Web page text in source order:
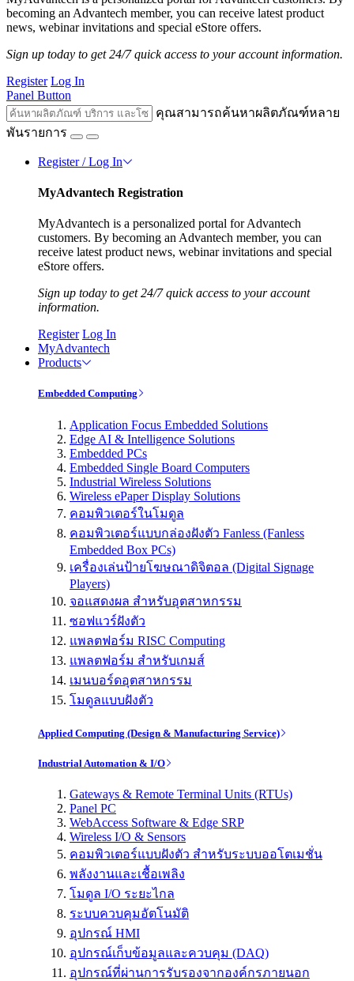
becoming an Advantech member, you can receive latest product
news, webinar invitations and special eStore offers.
Sign up today to get 24/7 quick access to your account information.
Register Log In
Panel Button
คุณสามารถค้นหาผลิตภัณฑ์หลาย
พันรายการ
Register / Log In
MyAdvantech Registration
MyAdvantech is a personalized portal for Advantech
customers. By becoming an Advantech member, you can
receive latest product news, webinar invitations and special
eStore offers.
Sign up today to get 24/7 quick access to your account
information.
Register Log In
MyAdvantech
Products
Embedded Computing
Application Focus Embedded Solutions
Edge AI & Intelligence Solutions
Embedded PCs
Embedded Single Board Computers
Industrial Wireless Solutions
Wireless ePaper Display Solutions
คอมพิวเตอร์ในโมดูล
คอมพิวเตอร์แบบกล่องฝังตัว Fanless (Fanless
Embedded Box PCs)
เครื่องเล่นป้ายโฆษณาดิจิตอล (Digital Signage
Players)
จอแสดงผล สำหรับอุตสาหกรรม
ซอฟแวร์ฝังตัว
แพลตฟอร์ม RISC Computing
แพลตฟอร์ม สำหรับเกมส์
เมนบอร์ดอุตสาหกรรม
โมดูลแบบฝังตัว
Applied Computing (Design & Manufacturing Service)
Industrial Automation & I/O
Gateways & Remote Terminal Units (RTUs)
Panel PC
WebAccess Software & Edge SRP
Wireless I/O & Sensors
คอมพิวเตอร์แบบฝังตัว สำหรับระบบออโตเมชั่น
พลังงานและเชื้อเพลิง
โมดูล I/O ระยะไกล
ระบบควบคุมอัตโนมัติ
อุปกรณ์ HMI
อุปกรณ์เก็บข้อมูลและควบคุม (DAQ)
อุปกรณ์ที่ผ่านการรับรองจากองค์กรภายนอก